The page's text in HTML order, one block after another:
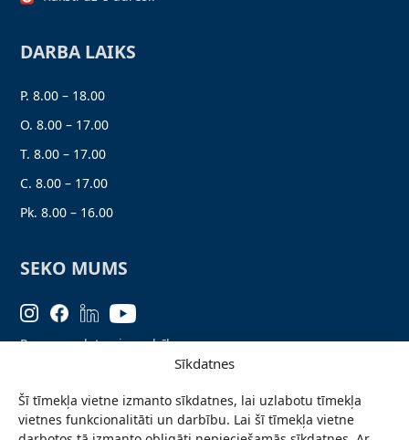
Sīkdatnes
Šī tīmekļa vietne izmanto sīkdatnes, lai uzlabotu tīmekļa
vietnes funkcionalitāti un darbību. Lai šī tīmekļa vietne
DARBA LAIKS
P. 8.00 – 18.00
O. 8.00 – 17.00
T. 8.00 – 17.00
C. 8.00 – 17.00
Pk. 8.00 – 16.00
SEKO MUMS
Personas datu aizsardzība
Ziņo par problēmu
Pieteikties jaunumiem